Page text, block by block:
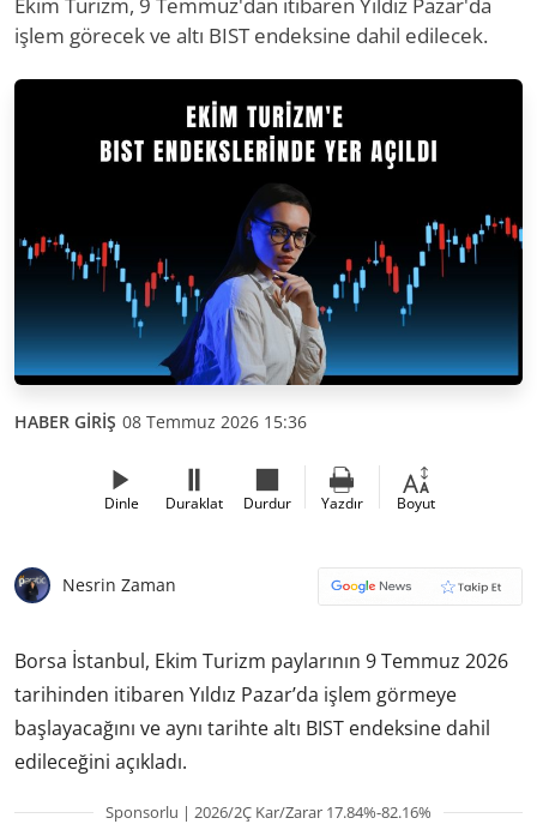
işlem görecek ve altı BIST endeksine dahil edilecek.
HABER GİRİŞ 08 Temmuz 2026 15:36
Dinle Duraklat Durdur Yazdır Boyut
Nesrin Zaman
Borsa İstanbul, Ekim Turizm paylarının 9 Temmuz 2026
tarihinden itibaren Yıldız Pazar’da işlem görmeye
başlayacağını ve aynı tarihte altı BIST endeksine dahil
edileceğini açıkladı.
Sponsorlu | 2026/2Ç Kar/Zarar 17.84%-82.16%